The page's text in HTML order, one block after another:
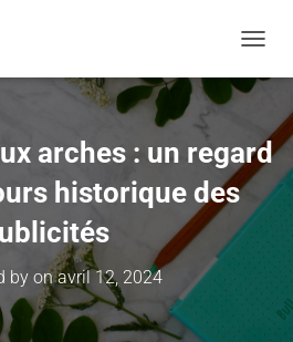
arches : un regard
historique des
by onavril 12, 2024